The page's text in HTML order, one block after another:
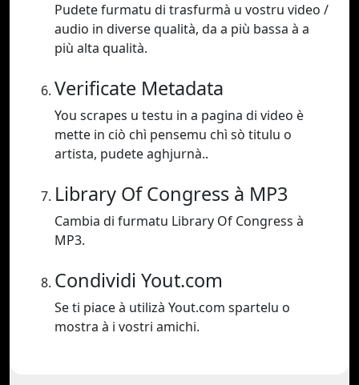
Pudete furmatu di trasfurmà u vostru video /
audio in diverse qualità, da a più bassa à a
più alta qualità.
Verificate Metadata
You scrapes u testu in a pagina di video è
mette in ciò chì pensemu chì sò titulu o
artista, pudete aghjurnà..
Library Of Congress à MP3
Cambia di furmatu Library Of Congress à
MP3.
Condividi Yout.com
Se ti piace à utilizà Yout.com spartelu o
mostra à i vostri amichi.